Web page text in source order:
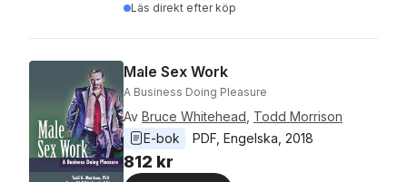
Läs direkt efter köp
Male Sex Work
A Business Doing Pleasure
Av Bruce Whitehead Todd Morrison
E-bok
PDF Engelska 2018
812 kr